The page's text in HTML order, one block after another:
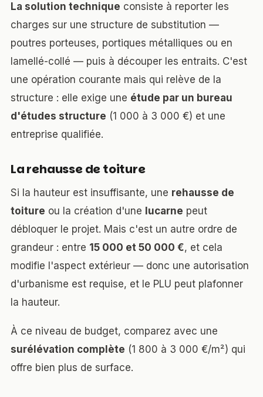
La solution technique consiste à reporter les
charges sur une structure de substitution —
poutres porteuses, portiques métalliques ou en
lamellé-collé — puis à découper les entraits. C'est
une opération courante mais qui relève de la
structure : elle exige une étude par un bureau
d'études structure (1 000 à 3 000 €) et une
entreprise qualifiée.
La rehausse de toiture
Si la hauteur est insuffisante, une rehausse de
toiture ou la création d'une lucarne peut
débloquer le projet. Mais c'est un autre ordre de
grandeur : entre 15 000 et 50 000 €, et cela
modifie l'aspect extérieur — donc une autorisation
d'urbanisme est requise, et le PLU peut plafonner
la hauteur.
À ce niveau de budget, comparez avec une
surélévation complète (1 800 à 3 000 €/m²) qui
offre bien plus de surface.